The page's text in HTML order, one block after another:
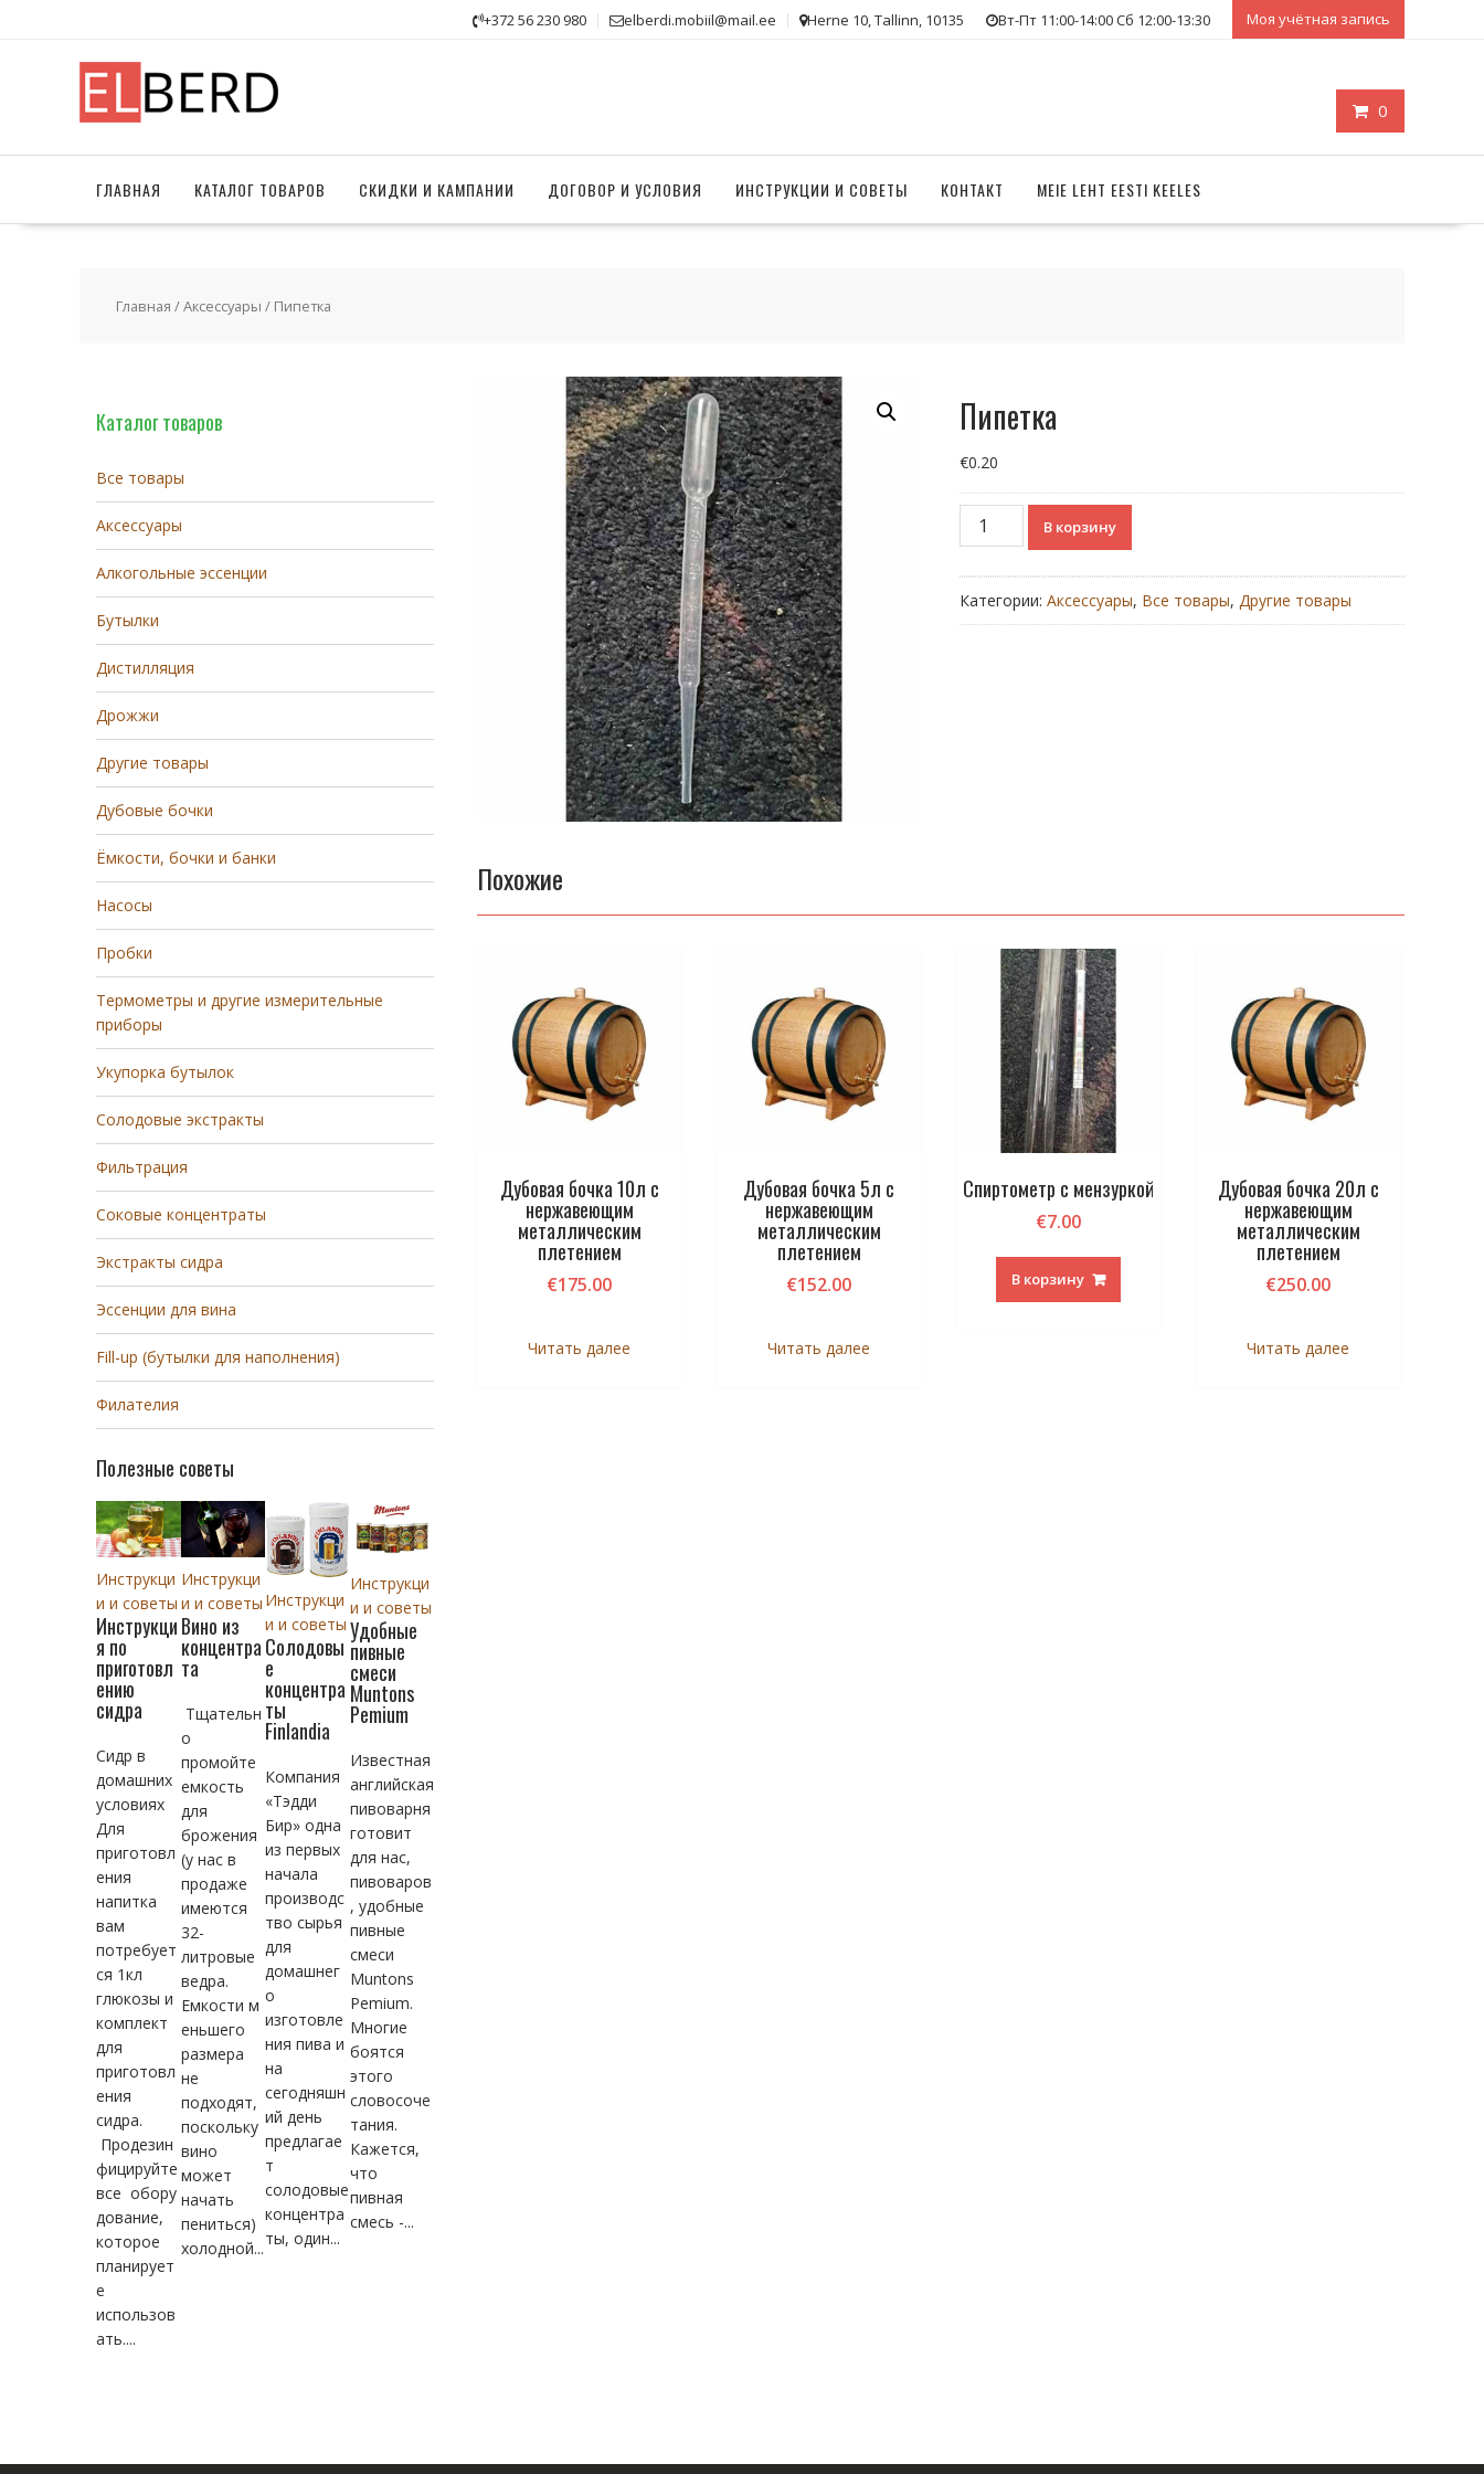
содержимому
+372 56 230 980 elberdi.mobiil@mail.ee Herne 10, Tallinn, 10135 Вт-Пт 11:00-14:00 Сб 12:00-13:30 Моя учётная запись
0
ГЛАВНАЯ КАТАЛОГ ТОВАРОВ СКИДКИ И КАМПАНИИ ДОГОВОР И УСЛОВИЯ ИНСТРУКЦИИ И СОВЕТЫ КОНТАКТ MEIE LEHT EESTI KEELES
Главная /Аксессуары / Пипетка
Пипетка
€0.20
Количество
товара
В корзину
Категории: Аксессуары, Все товары, Другие товары
Похожие
Дубовая бочка 10л с
нержавеющим
металлическим
плетением
€175.00
Читать далее
Дубовая бочка 5л с
нержавеющим
металлическим
плетением
€152.00
Читать далее
Спиртометр с мензуркой
€7.00
В корзину
Дубовая бочка 20л с
нержавеющим
металлическим
плетением
€250.00
Читать далее
Каталог товаров
Все товары
Аксессуары
Алкогольные эссенции
Бутылки
Дистилляция
Дрожжи
Другие товары
Дубовые бочки
Ёмкости, бочки и банки
Насосы
Пробки
Термометры и другие измерительные
приборы
Укупорка бутылок
Солодовые экстракты
Фильтрация
Соковые концентраты
Экстракты сидра
Эссенции для вина
Fill-up (бутылки для наполнения)
Филателия
Полезные советы
Инструкци
и и советы
Инструкци
я по
приготовл
ению
сидра
Сидр в
домашних
условиях
Для
приготовл
ения
напитка
вам
потребует
ся 1кл
глюкозы и
комплект
для
приготовл
ения
сидра.
Продезин
фицируйте
все обору
дование,
которое
планирует
е
использов
ать....
Инструкци
и и советы
Вино из
концентра
та
Тщательн
о
промойте
емкость
для
брожения
(у нас в
продаже
имеются
32-
литровые
ведра.
Емкости м
еньшего
размера
не
подходят,
поскольку
вино
может
начать
пениться)
холодной...
Инструкци
и и советы
Солодовы
е
концентра
ты
Finlandia
Компания
«Тэдди
Бир» одна
из первых
начала
производс
тво сырья
для
домашнег
о
изготовле
ния пива и
на
сегодняшн
ий день
предлагае
т
солодовые
концентра
ты, один...
Инструкци
и и советы
Удобные
пивные
смеси
Muntons
Pemium
Известная
английская
пивоварня
готовит
для нас,
пивоваров
, удобные
пивные
смеси
Muntons
Pemium.
Многие
боятся
этого
словосоче
тания.
Кажется,
что
пивная
смесь -...